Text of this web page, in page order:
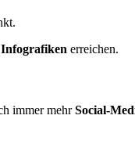
Infografiken erreichen.
immer mehrSocial-